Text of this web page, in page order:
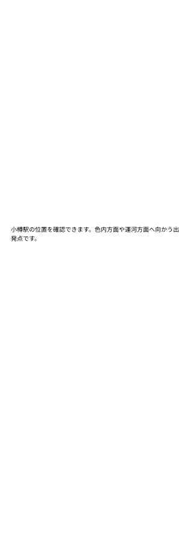
小樽駅の位置を確認できます。色内方面や運河方面へ向かう出
発点です。